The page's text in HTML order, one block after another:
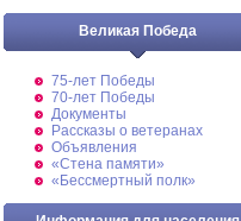
Великая Победа
75-лет Победы
70-лет Победы
Документы
Рассказы о ветеранах
Объявления
«Стена памяти»
«Бессмертный полк»